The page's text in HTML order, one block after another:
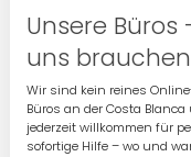
Unsere Büros
uns brauchen
Wir sind kein reines
Büros an der Costa
jederzeit willkommen für
sofortige Hilfe – wo und